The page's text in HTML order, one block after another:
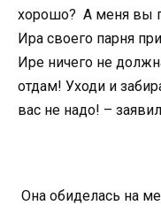
хорошо? А меня вы
Ира своего парня
Ире ничего не
отдам! Уходи и
вас не надо! –
Она обиделась на